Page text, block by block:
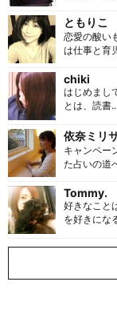
ともりこ
恋愛の酸い
は仕事と育
chiki
はじめまし
とは、読書...
依奈ミリ
キャンペー
た占いの道
Tommy.
好きなこと
を好きにな